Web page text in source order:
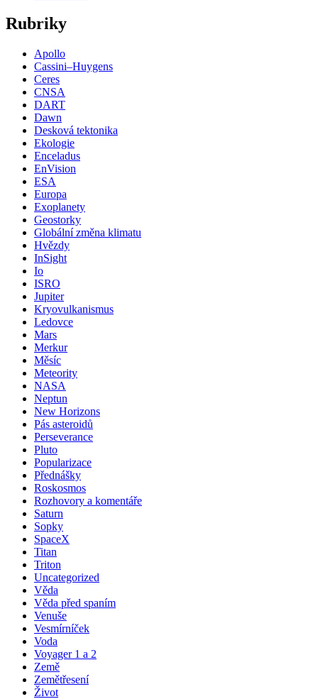
Rubriky
Apollo
Cassini–Huygens
Ceres
CNSA
DART
Dawn
Desková tektonika
Ekologie
Enceladus
EnVision
ESA
Europa
Exoplanety
Geostorky
Globální změna klimatu
Hvězdy
InSight
Io
ISRO
Jupiter
Kryovulkanismus
Ledovce
Mars
Merkur
Měsíc
Meteority
NASA
Neptun
New Horizons
Pás asteroidů
Perseverance
Pluto
Popularizace
Přednášky
Roskosmos
Rozhovory a komentáře
Saturn
Sopky
SpaceX
Titan
Triton
Uncategorized
Věda
Věda před spaním
Venuše
Vesmírníček
Voda
Voyager 1 a 2
Země
Zemětřesení
Život